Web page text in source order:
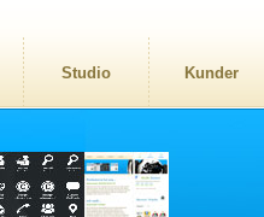
Studio Kunder